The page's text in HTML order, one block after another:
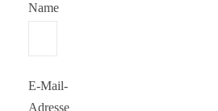
Name
E-Mail-
Adresse